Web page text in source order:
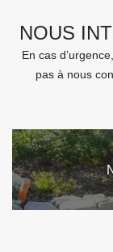
NOUS
En cas
pas à nous